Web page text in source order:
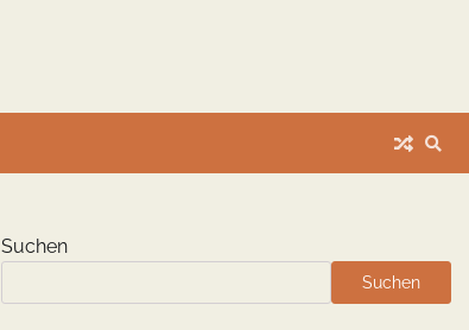
Suchen
Suchen